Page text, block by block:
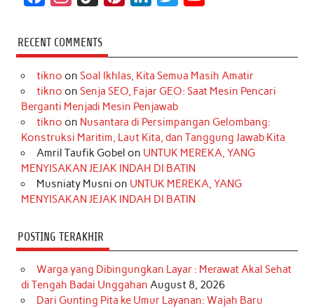
c
e
b
o
k
s
t
a
r
a
m
k
T
o
k
t
e
r
e
s
t
k
e
d
I
n
t
t
r
T
u
e
RECENT COMMENTS
tikno on Soal Ikhlas, Kita Semua Masih Amatir
tikno on Senja SEO, Fajar GEO: Saat Mesin Pencari
Berganti Menjadi Mesin Penjawab
tikno on Nusantara di Persimpangan Gelombang:
Konstruksi Maritim, Laut Kita, dan Tanggung Jawab Kita
Amril Taufik Gobel on UNTUK MEREKA, YANG
MENYISAKAN JEJAK INDAH DI BATIN
Musniaty Musni on UNTUK MEREKA, YANG
MENYISAKAN JEJAK INDAH DI BATIN
POSTING TERAKHIR
Warga yang Dibingungkan Layar : Merawat Akal Sehat
di Tengah Badai Unggahan August 8, 2026
Dari Gunting Pita ke Umur Layanan: Wajah Baru